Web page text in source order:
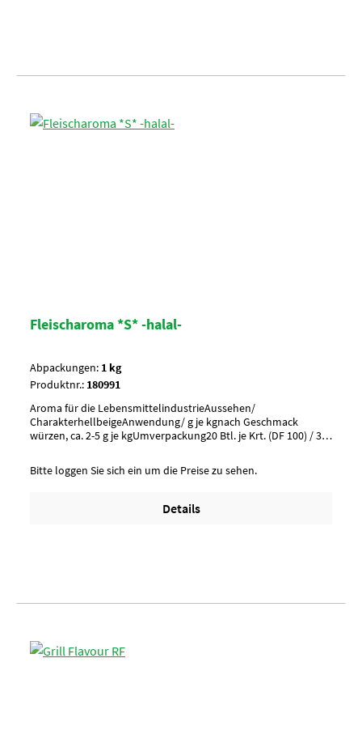
Fleischaroma *S* -halal-
Abpackungen: 1 kg
Produktnr.: 180991
Aroma für die LebensmittelindustrieAussehen/
CharakterhellbeigeAnwendung/ g je kgnach Geschmack
würzen, ca. 2-5 g je kgUmverpackung20 Btl. je Krt. (DF 100) / 36
Bitte loggen Sie sich ein um die Preise zu sehen.
Details